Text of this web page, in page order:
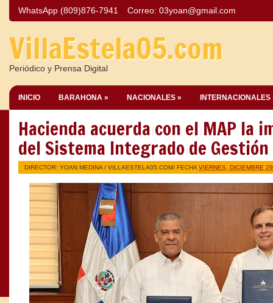
WhatsApp (809)876-7941 Correo: 03yoan@gmail.com
VillaEstela05.com
Periódico y Prensa Digital
INICIO BARAHONA » NACIONALES » INTERNACIONALES
Hacienda acuerda con el MAP la
del Sistema Integrado de
DIRECTOR: YOAN MEDINA / VILLAESTELA05.COM/ FECHA VIERNES, DICIEMBRE